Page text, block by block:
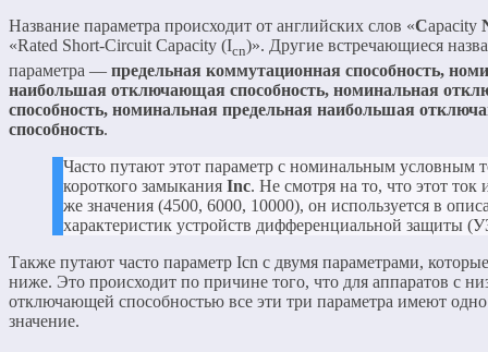
Название параметра происходит от английских слов «Capacity
«Rated Short-Circuit Capacity (Icn)». Другие встречающиеся
параметра — предельная коммутационная способность,
наибольшая отключающая способность, номинальная
способность, номинальная предельная наибольшая
способность.
Часто путают этот параметр с номинальным условным
короткого замыкания Inc. Не смотря на то, что этот ток
же значения (4500, 6000, 10000), он используется в
характеристик устройств дифференциальной защиты
Также путают часто параметр Icn с двумя параметрами,
ниже. Это происходит по причине того, что для аппаратов с
отключающей способностью все эти три параметра имеют
значение.